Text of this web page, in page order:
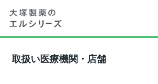
取扱い医療機関・店舗